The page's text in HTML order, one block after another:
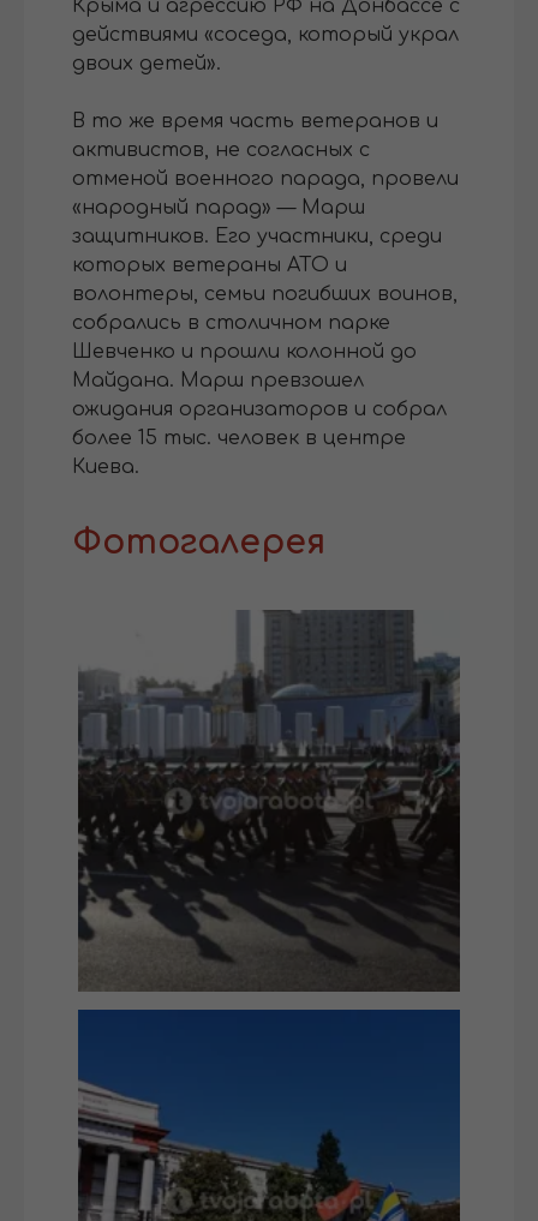
Крыма и агрессию РФ на Донбассе с
действиями «соседа, который украл
двоих детей».
В то же время часть ветеранов и
активистов, не согласных с
отменой военного парада, провели
«народный парад» — Марш
защитников. Его участники, среди
которых ветераны АТО и
волонтеры, семьи погибших воинов,
собрались в столичном парке
Шевченко и прошли колонной до
Майдана. Марш превзошел
ожидания организаторов и собрал
более 15 тыс. человек в центре
Киева.
Фотогалерея